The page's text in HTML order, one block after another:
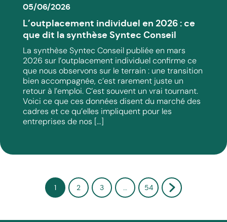
05/06/2026
L’outplacement individuel en 2026 : ce
que dit la synthèse Syntec Conseil
La synthèse Syntec Conseil publiée en mars
2026 sur l’outplacement individuel confirme ce
que nous observons sur le terrain : une transition
bien accompagnée, c’est rarement juste un
retour à l’emploi. C’est souvent un vrai tournant.
Voici ce que ces données disent du marché des
cadres et ce qu’elles impliquent pour les
entreprises de nos […]
1 2 3 … 54